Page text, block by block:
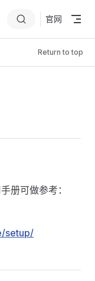
官网
Return to top
册可做参考：
setup/